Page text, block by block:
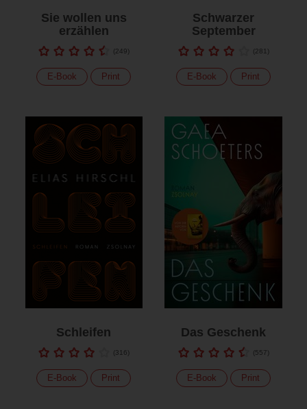
Sie wollen uns
erzählen
(249)
E-Book Print
Schwarzer
September
(281 )
E-Book Print
Schleifen
(316)
E-Book Print
Das Geschenk
(557)
E-Book Print